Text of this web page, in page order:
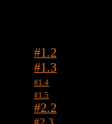
#1.2
#1.3
#1.4
#1.5
#2.2